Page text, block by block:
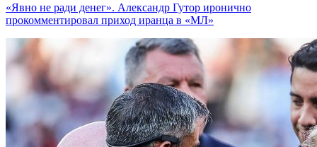
«Явно не ради денег». Александр Гутор иронично
прокомментировал приход иранца в «МЛ»